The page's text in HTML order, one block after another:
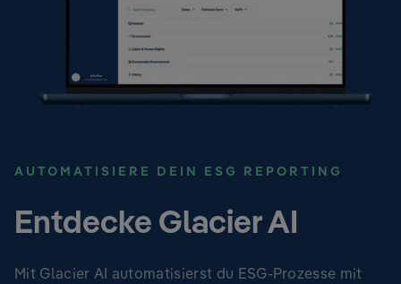
AUTOMATISIERE DEIN ESG REPORTING
Entdecke Glacier AI
Mit Glacier AI automatisierst du ESG-Prozesse mit